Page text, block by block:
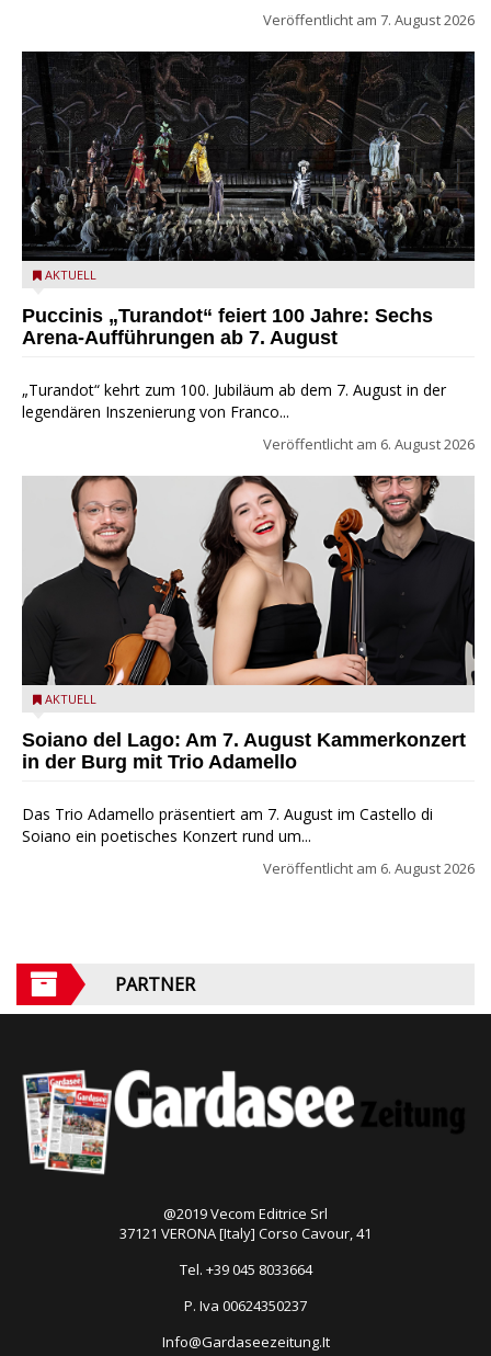
Veröffentlicht am 7. August 2026
Turandot in der Arena von Verona - Ennevi für Fondazione
AKTUELL
Puccinis „Turandot“ feiert 100 Jahre: Sechs
Arena-Aufführungen ab 7. August
„Turandot“ kehrt zum 100. Jubiläum ab dem 7. August in der
legendären Inszenierung von Franco...
Veröffentlicht am 6. August 2026
Trio Adamello
AKTUELL
Soiano del Lago: Am 7. August Kammerkonzert
in der Burg mit Trio Adamello
Das Trio Adamello präsentiert am 7. August im Castello di
Soiano ein poetisches Konzert rund um...
Veröffentlicht am 6. August 2026
PARTNER
@2019 Vecom Editrice Srl
37121 VERONA [Italy] Corso Cavour, 41
Tel. +39 045 8033664
P. Iva 00624350237
Info@Gardaseezeitung.It